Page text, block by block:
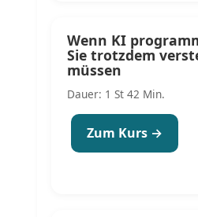
Wenn KI
Sie trotzdem
müssen
Dauer: 1 St 42 Min.
Zum Kurs →